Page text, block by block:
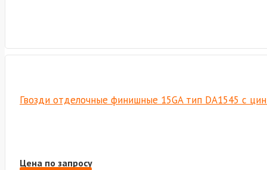
Гвозди отделочные финишные 15GA тип DA1545 с
Цена по запросу